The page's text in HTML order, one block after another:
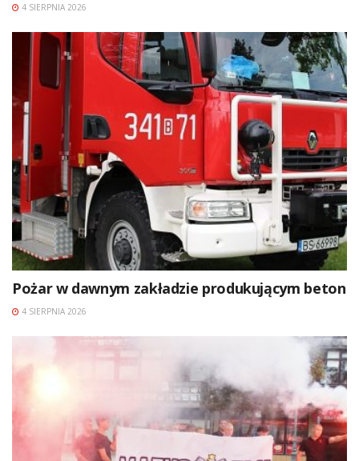
4 SIERPNIA 2026
Pożar w dawnym zakładzie produkującym beton
4 SIERPNIA 2026